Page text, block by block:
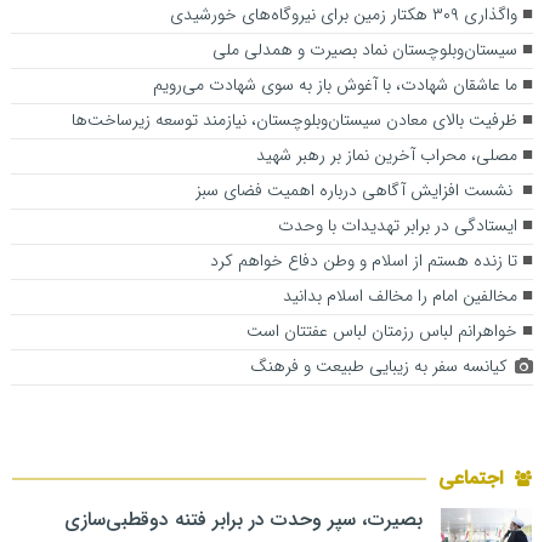
واگذاری ۳۰۹ هکتار زمین برای نیروگاه‌های خورشیدی
سیستان‌‌وبلوچستان نماد بصیرت و همدلی ملی
ما عاشقان شهادت، با آغوش باز به سوی شهادت می‌رویم
ظرفیت بالای معادن سیستان‌وبلوچستان، نیازمند توسعه زیرساخت‌ها
مصلی، محراب آخرین نماز بر رهبر شهید
نشست افزایش آگاهی درباره اهمیت فضای سبز
ایستادگی در برابر تهدیدات با وحدت
تا زنده هستم از اسلام و وطن دفاع خواهم کرد
مخالفین امام را مخالف اسلام بدانید
خواهرانم لباس رزمتان لباس عفتتان است
کیانسه سفر به زیبایی طبیعت و فرهنگ
اجتماعی
بصیرت، سپر وحدت در برابر فتنه دوقطبی‌سازی